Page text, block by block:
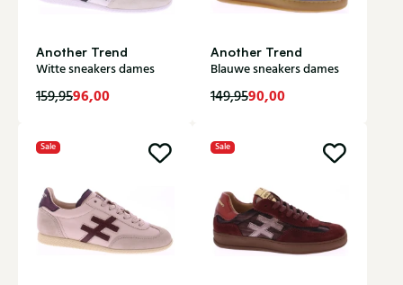
Another Trend
Witte sneakers dames
159,9596,00
Another Trend
Blauwe sneakers dames
149,9590,00
Sale Sale